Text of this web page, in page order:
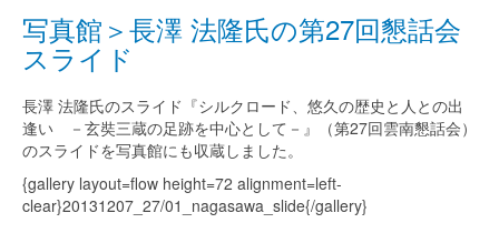
写真館＞長澤 法隆氏の第27回懇話会
スライド
長澤 法隆氏のスライド『シルクロード、悠久の歴史と人との出
逢い －玄奘三蔵の足跡を中心として－』（第27回雲南懇話会）
のスライドを写真館にも収蔵しました。
{gallery layout=flow height=72 alignment=left-
clear}20131207_27/01_nagasawa_slide{/gallery}